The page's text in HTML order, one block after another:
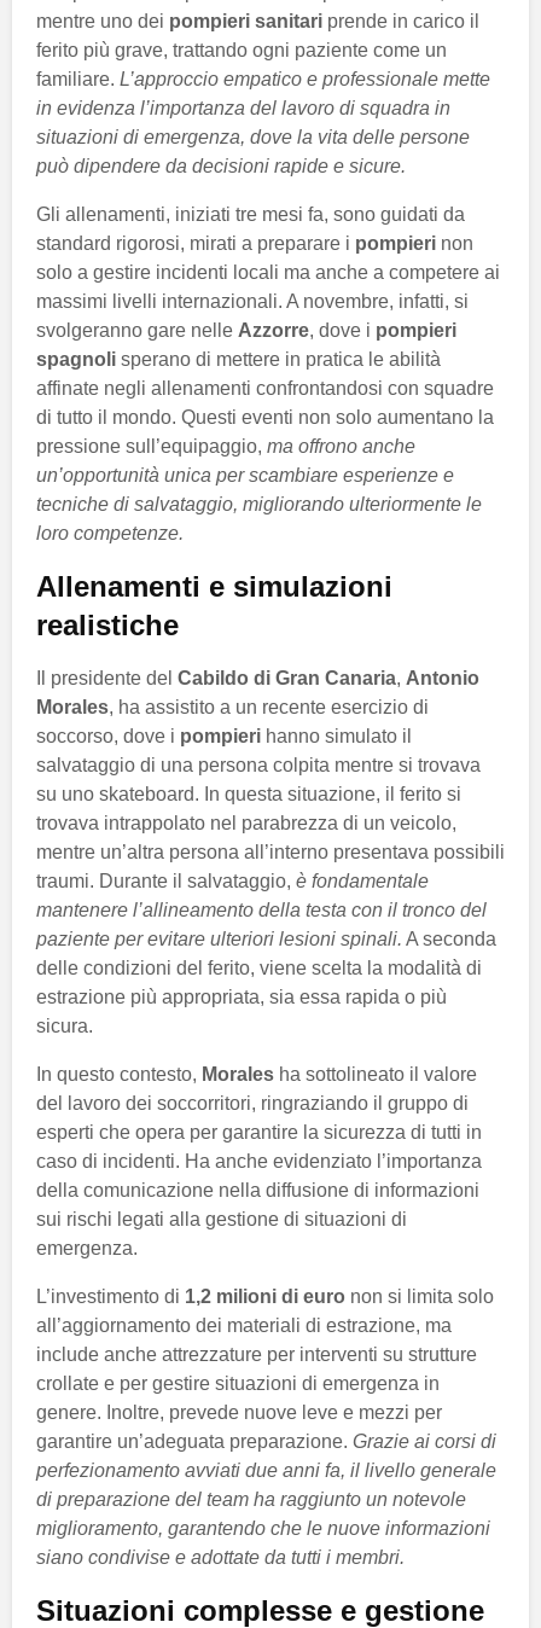
mentre uno dei pompieri sanitari prende in carico il
ferito più grave, trattando ogni paziente come un
familiare. L’approccio empatico e professionale mette
in evidenza l’importanza del lavoro di squadra in
situazioni di emergenza, dove la vita delle persone
può dipendere da decisioni rapide e sicure.
Gli allenamenti, iniziati tre mesi fa, sono guidati da
standard rigorosi, mirati a preparare i pompieri non
solo a gestire incidenti locali ma anche a competere ai
massimi livelli internazionali. A novembre, infatti, si
svolgeranno gare nelle Azzorre, dove i pompieri
spagnoli sperano di mettere in pratica le abilità
affinate negli allenamenti confrontandosi con squadre
di tutto il mondo. Questi eventi non solo aumentano la
pressione sull’equipaggio, ma offrono anche
un’opportunità unica per scambiare esperienze e
tecniche di salvataggio, migliorando ulteriormente le
loro competenze.
Allenamenti e simulazioni
realistiche
Il presidente del Cabildo di Gran Canaria, Antonio
Morales, ha assistito a un recente esercizio di
soccorso, dove i pompieri hanno simulato il
salvataggio di una persona colpita mentre si trovava
su uno skateboard. In questa situazione, il ferito si
trovava intrappolato nel parabrezza di un veicolo,
mentre un’altra persona all’interno presentava possibili
traumi. Durante il salvataggio, è fondamentale
mantenere l’allineamento della testa con il tronco del
paziente per evitare ulteriori lesioni spinali. A seconda
delle condizioni del ferito, viene scelta la modalità di
estrazione più appropriata, sia essa rapida o più
sicura.
In questo contesto, Morales ha sottolineato il valore
del lavoro dei soccorritori, ringraziando il gruppo di
esperti che opera per garantire la sicurezza di tutti in
caso di incidenti. Ha anche evidenziato l’importanza
della comunicazione nella diffusione di informazioni
sui rischi legati alla gestione di situazioni di
emergenza.
L’investimento di 1,2 milioni di euro non si limita solo
all’aggiornamento dei materiali di estrazione, ma
include anche attrezzature per interventi su strutture
crollate e per gestire situazioni di emergenza in
genere. Inoltre, prevede nuove leve e mezzi per
garantire un’adeguata preparazione. Grazie ai corsi di
perfezionamento avviati due anni fa, il livello generale
di preparazione del team ha raggiunto un notevole
miglioramento, garantendo che le nuove informazioni
siano condivise e adottate da tutti i membri.
Situazioni complesse e gestione